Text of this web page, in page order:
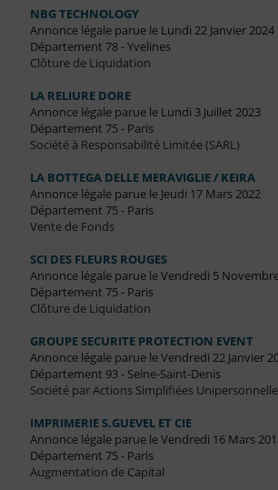
NBG TECHNOLOGY
Annonce légale parue le Lundi 22 Janvier 2024
Département 78 - Yvelines
Clôture de Liquidation
LA RELIURE DORE
Annonce légale parue le Lundi 3 Juillet 2023
Département 75 - Paris
Société à Responsabilité Limitée (SARL)
LA BOTTEGA DELLE MERAVIGLIE / KEIRA
Annonce légale parue le Jeudi 17 Mars 2022
Département 75 - Paris
Vente de Fonds
SCI DES FLEURS ROUGES
Annonce légale parue le Vendredi 5
Département 75 - Paris
Clôture de Liquidation
GROUPE SECURITE PROTECTION EVENT
Annonce légale parue le Vendredi 22 Janvier
Département 93 - Seine-Saint-Denis
Société par Actions Simplifiées Unipersonnelle
IMPRIMERIE S.GUEVEL ET CIE
Annonce légale parue le Vendredi 16 Mars
Département 75 - Paris
Augmentation de Capital